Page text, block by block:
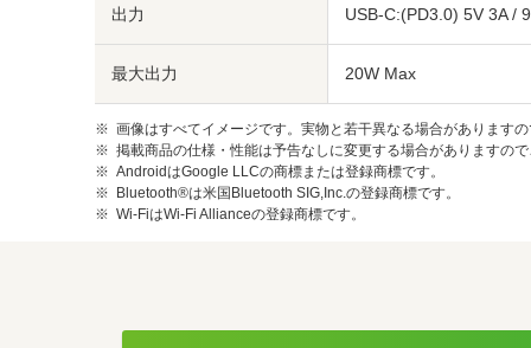
出力 USB-C:(PD3.0) 5V 3A /
最大出力 20W Max
画像はすべてイメージです。実物と若干異なる場合があります
掲載商品の仕様・性能は予告なしに変更する場合がありますの
AndroidはGoogle LLCの商標または登録商標です。
Bluetooth®は米国Bluetooth SIG,Inc.の登録商標です。
Wi-FiはWi-Fi Allianceの登録商標です。